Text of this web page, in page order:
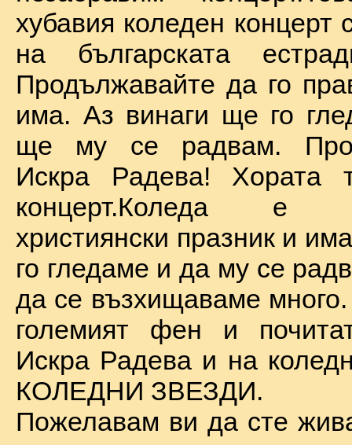
хубавия коледен концерт
на българската
Продължавайте да го
има. Аз винаги ще го
ще му се радвам.
Искра Радева! Хората
концерт.Коледа е
християнски празник и
го гледаме и да му се
да се възхищаваме
големият фен и
Искра Радева и на
КОЛЕДНИ ЗВЕЗДИ.
Пожелавам ви да сте